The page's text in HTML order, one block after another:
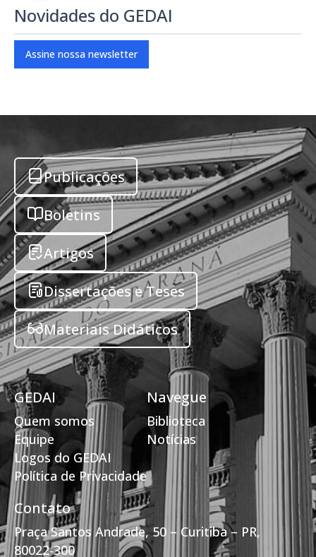
Novidades do GEDAI
Assine nossa newsletter
Publicações
Boletins
Artigos
Dissertações e Teses
Materiais Didáticos
GEDAI
Quem somos
Equipe
Logos do GEDAI
Política de Privacidade
Navegue
Biblioteca
Notícias
Contato
Praça Santos Andrade, 50 – Curitiba – PR,
80022-300